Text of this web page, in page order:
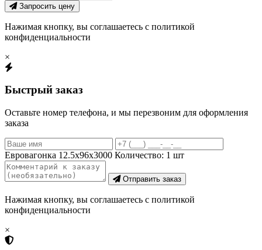
Запросить цену
Нажимая кнопку, вы соглашаетесь с политикой
конфиденциальности
×
Быстрый заказ
Оставьте номер телефона, и мы перезвоним для оформления
заказа
Евровагонка 12.5х96х3000 Количество: 1 шт
Отправить заказ
Нажимая кнопку, вы соглашаетесь с политикой
конфиденциальности
×